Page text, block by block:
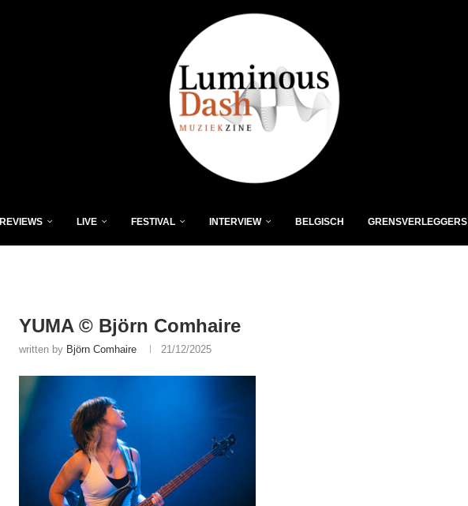
REVIEWS LIVE FESTIVAL INTERVIEW BELGISCH GRENSVERLEGGERS
YUMA © Björn Comhaire
written by Björn Comhaire 21/12/2025